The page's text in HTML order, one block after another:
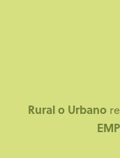
Rural o Urbano